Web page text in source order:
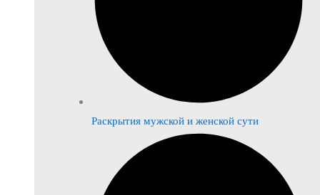
Раскрытия мужской и женской сути